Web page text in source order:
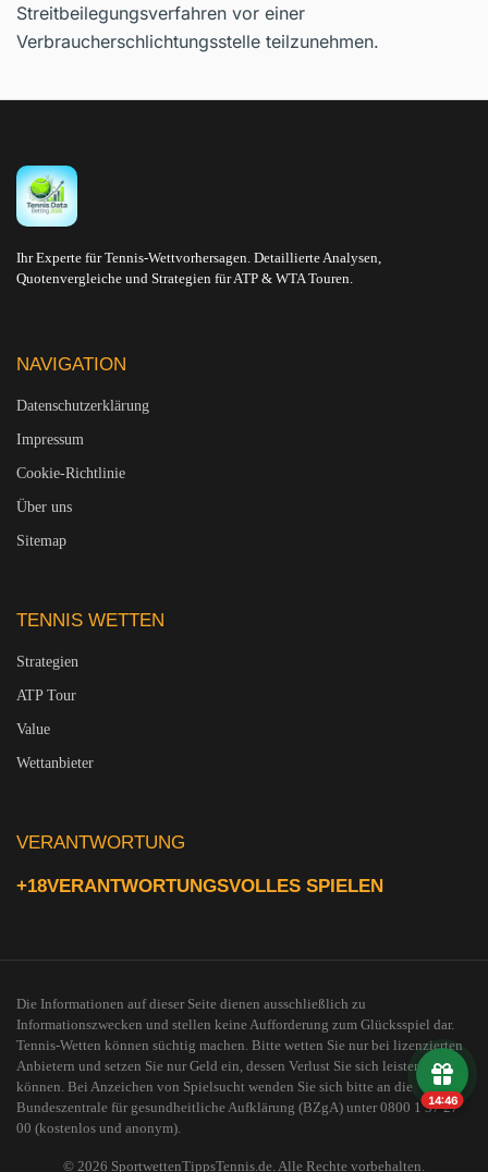
Streitbeilegungsverfahren vor einer
Verbraucherschlichtungsstelle teilzunehmen.
Ihr Experte für Tennis-Wettvorhersagen. Detaillierte Analysen,
Quotenvergleiche und Strategien für ATP & WTA Touren.
NAVIGATION
Datenschutzerklärung
Impressum
Cookie-Richtlinie
Über uns
Sitemap
TENNIS WETTEN
Strategien
ATP Tour
Value
Wettanbieter
VERANTWORTUNG
+18VERANTWORTUNGSVOLLES SPIELEN
Die Informationen auf dieser Seite dienen ausschließlich zu
Informationszwecken und stellen keine Aufforderung zum Glücksspiel dar.
Tennis-Wetten können süchtig machen. Bitte wetten Sie nur bei lizenzierten
Anbietern und setzen Sie nur Geld ein, dessen Verlust Sie sich leisten
können. Bei Anzeichen von Spielsucht wenden Sie sich bitte an die
Bundeszentrale für gesundheitliche Aufklärung (BZgA) unter 0800 1 37 27
00 (kostenlos und anonym).
© 2026 SportwettenTippsTennis.de. Alle Rechte vorbehalten.
14:46